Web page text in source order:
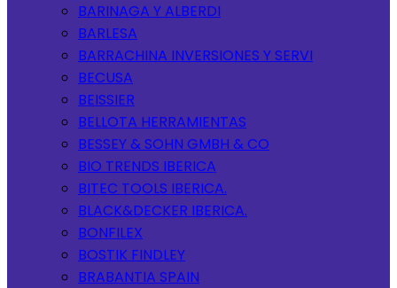
BARINAGA Y ALBERDI
BARLESA
BARRACHINA INVERSIONES Y SERVI
BECUSA
BEISSIER
BELLOTA HERRAMIENTAS
BESSEY & SOHN GMBH & CO
BIO TRENDS IBERICA
BITEC TOOLS IBERICA.
BLACK&DECKER IBERICA.
BONFILEX
BOSTIK FINDLEY
BRABANTIA SPAIN